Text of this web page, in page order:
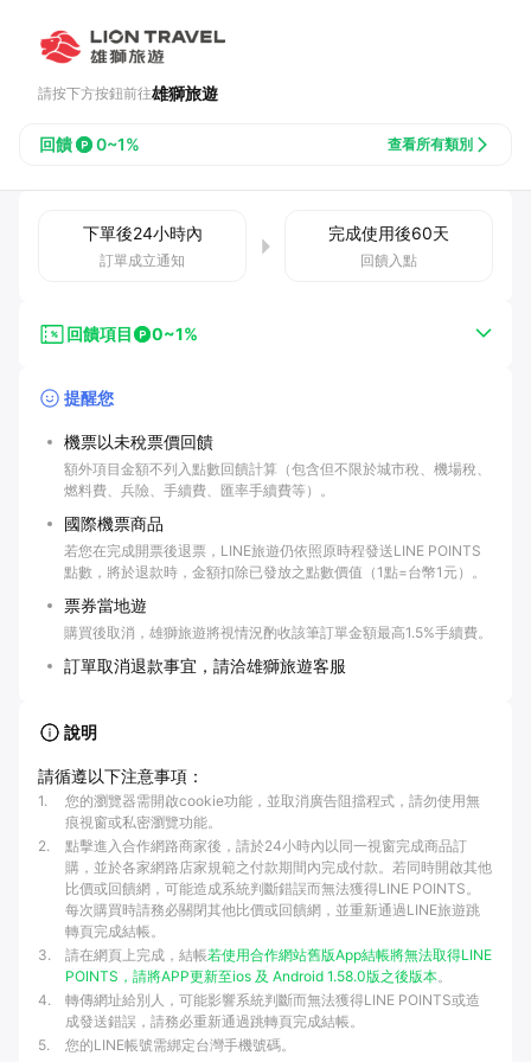
請按下方按鈕前往雄獅旅遊
回饋 0~1% 查看所有類別
下單後24小時內
訂單成立通知
完成使用後60天
回饋入點
回饋項目 0~1%
提醒您
機票以未稅票價回饋
額外項目金額不列入點數回饋計算（包含但不限於城市稅、機場稅、
燃料費、兵險、手續費、匯率手續費等）。
國際機票商品
若您在完成開票後退票，LINE旅遊仍依照原時程發送LINE POINTS
點數，將於退款時，金額扣除已發放之點數價值（1點=台幣1元）。
票券當地遊
購買後取消，雄獅旅遊將視情況酌收該筆訂單金額最高1.5%手續費。
訂單取消退款事宜，請洽雄獅旅遊客服
說明
請循遵以下注意事項：
1.
您的瀏覽器需開啟cookie功能，並取消廣告阻擋程式，請勿使用無
痕視窗或私密瀏覽功能。
2.
點擊進入合作網路商家後，請於24小時內以同一視窗完成商品訂
購，並於各家網路店家規範之付款期間內完成付款。若同時開啟其他
比價或回饋網，可能造成系統判斷錯誤而無法獲得LINE POINTS。
每次購買時請務必關閉其他比價或回饋網，並重新通過LINE旅遊跳
轉頁完成結帳。
3. 請在網頁上完成，結帳若使用合作網站舊版App結帳將無法取得LINE
POINTS，請將APP更新至ios 及 Android 1.58.0版之後版本。
4.
轉傳網址給別人，可能影響系統判斷而無法獲得LINE POINTS或造
成發送錯誤，請務必重新通過跳轉頁完成結帳。
5.
您的LINE帳號需綁定台灣手機號碼。